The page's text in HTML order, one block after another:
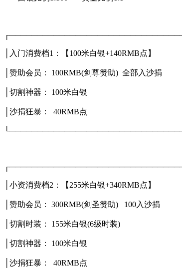
│入门消费档1：【100米白银
│赞助会员： 100RMB(剑尊赞助
│切割神器： 100米
│沙捐狂暴： 40RMB
│小资消费档2：【255米白银
│赞助会员： 300RMB(剑圣赞助
│切割时装： 155米白银(6
│切割神器： 100米
│沙捐狂暴： 40RMB